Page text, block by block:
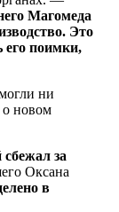
Магомеда
Это
его поимки,
ни
о новом
за
Оксана
в